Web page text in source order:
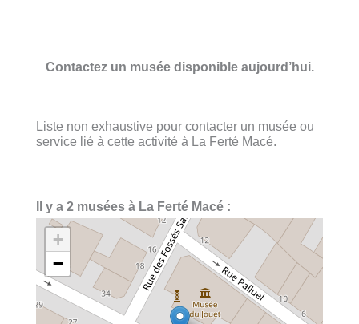
Contactez un musée disponible aujourd’hui.
Liste non exhaustive pour contacter un musée ou
service lié à cette activité à La Ferté Macé.
Il y a 2 musées à La Ferté Macé :
+
−